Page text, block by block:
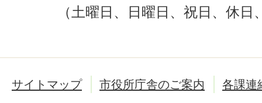
（土曜日、日曜日、祝日、休
サイトマップ 市役所庁舎のご案内
各課連